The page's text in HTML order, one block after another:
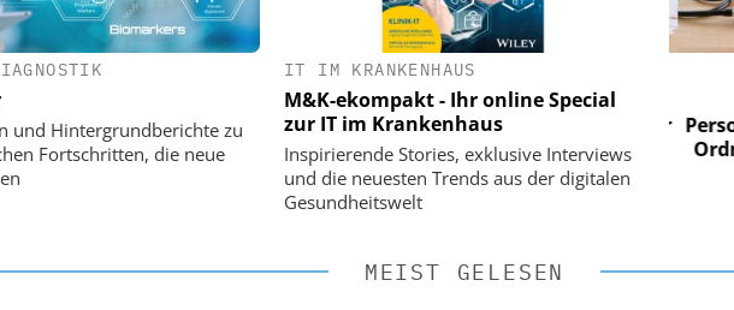
und Hintergrundberichte zu
Fortschritten, die neue
IT IM KRANKENHAUS
M&K-ekompakt - Ihr online Special
zur IT im Krankenhaus
Inspirierende Stories, exklusive Interviews
und die neuesten Trends aus der digitalen
Gesundheitswelt
EASY SOFTWARE AG
Von digitaler
zur KI-fähigen Steuerung
EASY SOFTWARE AG
Digitalisierung im
Personalmanagement: Von digitaler
Ordnung zur KI-fähigen Steuerung
MEIST GELESEN